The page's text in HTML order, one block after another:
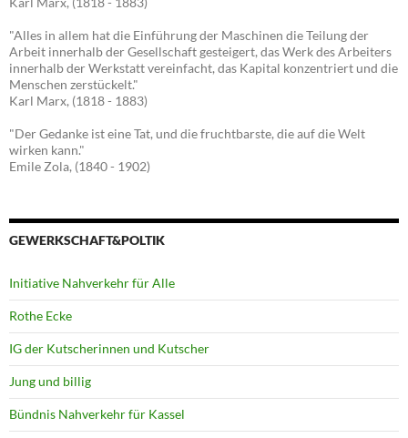
"Alles in allem hat die Einführung der Maschinen die Teilung der
Arbeit innerhalb der Gesellschaft gesteigert, das Werk des Arbeiters
innerhalb der Werkstatt vereinfacht, das Kapital konzentriert und die
Menschen zerstückelt."
Karl Marx, (1818 - 1883)
"Der Gedanke ist eine Tat, und die fruchtbarste, die auf die Welt
wirken kann."
Emile Zola, (1840 - 1902)
GEWERKSCHAFT&POLTIK
Initiative Nahverkehr für Alle
Rothe Ecke
IG der Kutscherinnen und Kutscher
Jung und billig
Bündnis Nahverkehr für Kassel